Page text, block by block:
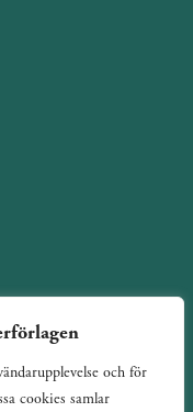
och för
cookies samlar